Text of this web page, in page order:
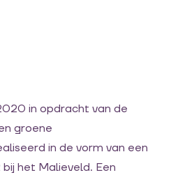
in opdracht van de
groene
in de vorm van een
bij het Malieveld. Een